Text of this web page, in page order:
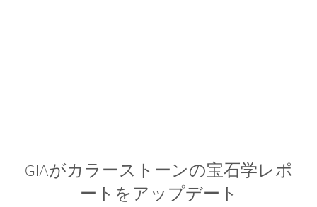
GIAがカラーストーンの宝石学レポ
ートをアップデート